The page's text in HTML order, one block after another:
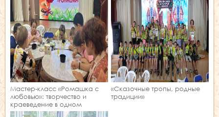
Мастер‑класс «Ромашка с
любовью»: творчество и
краеведение в одном
занятии!
«Сказочные тропы, родные
традиции»